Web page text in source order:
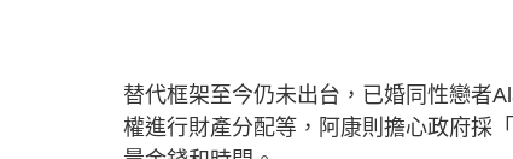
替代框架至今仍未出台，已婚同性戀者
權進行財產分配等，阿康則擔心政府採